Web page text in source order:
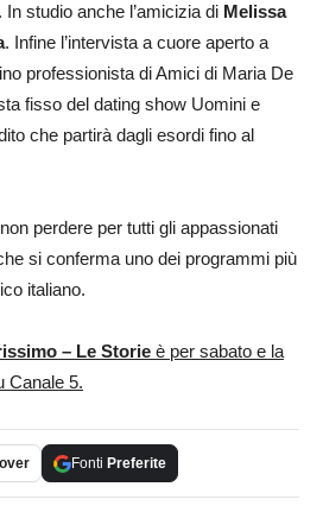
studio anche l’amicizia di Melissa
. Infine l’intervista a cuore aperto a
professionista di Amici di Maria De
fisso del dating show Uomini e
che partirà dagli esordi fino al
perdere per tutti gli appassionati
si conferma uno dei programmi più
italiano.
– Le Storie è per sabato e la
Canale 5.
Fonti Preferite